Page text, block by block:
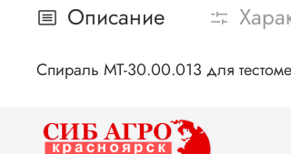
Описание
Спираль МТ-30.00.013 для